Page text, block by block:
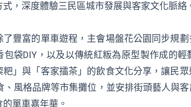
，深度體驗三民區城市發展與客家文化脈絡
了豐富的單車遊程，主會場盤花公園同步規
包袋DIY，以及以傳統紅粄為原型製作成的
粑」與「客家擂茶」的飲食文化分享，讓民
、風格品牌等市集攤位，並安排街頭藝人與
單車嘉年華。